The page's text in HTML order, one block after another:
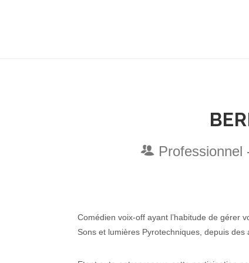
Professionnel
Comédien voix-off ayant l’habitude de gérer
Sons et lumières Pyrotechniques, depuis